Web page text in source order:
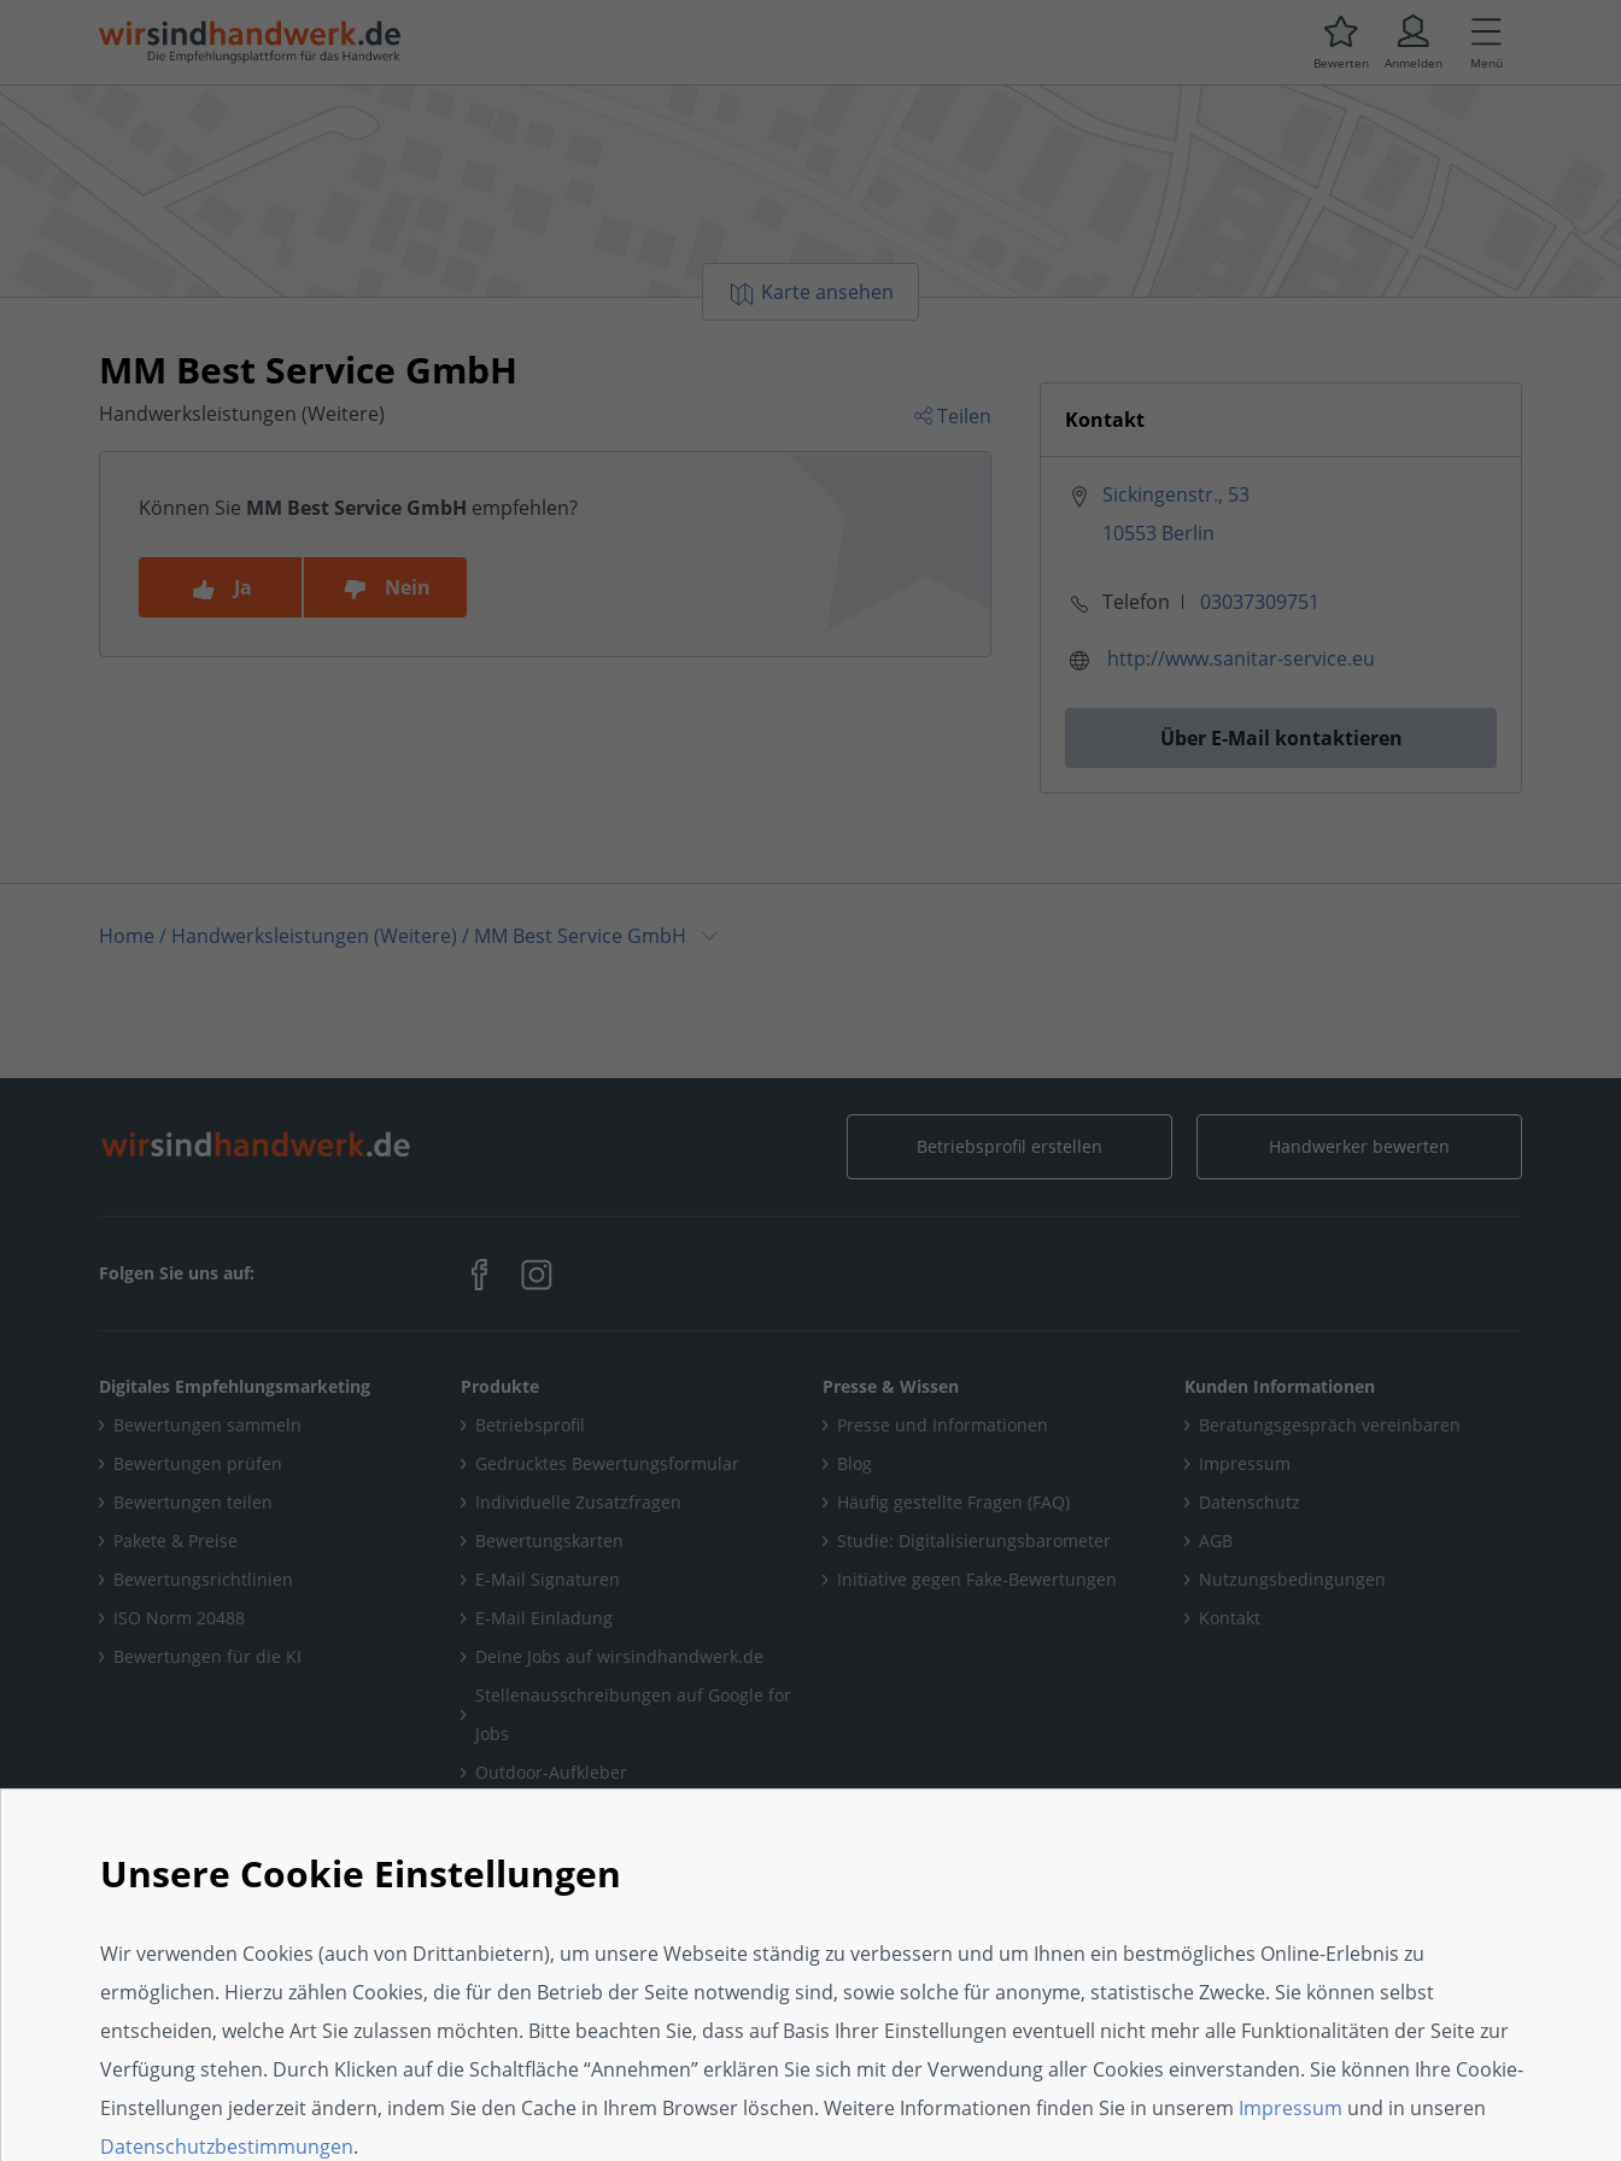
Bewerten Anmelden Menü
Karte ansehen
MM Best Service GmbH
Teilen
Handwerksleistungen (Weitere)
Können Sie MM Best Service GmbH empfehlen?
Ja Nein
Kontakt
Sickingenstr., 53
10553 Berlin
Telefon 03037309751
http://www.sanitar-service.eu
Über E-Mail kontaktieren
Home / Handwerksleistungen (Weitere) / MM Best Service GmbH
Betriebsprofil erstellen Handwerker bewerten
Folgen Sie uns auf:
Digitales Empfehlungsmarketing
Bewertungen sammeln
Bewertungen prüfen
Bewertungen teilen
Pakete & Preise
Bewertungsrichtlinien
ISO Norm 20488
Bewertungen für die KI
Produkte
Betriebsprofil
Gedrucktes Bewertungsformular
Individuelle Zusatzfragen
Bewertungskarten
E-Mail Signaturen
E-Mail Einladung
Deine Jobs auf wirsindhandwerk.de
Stellenausschreibungen auf Google for
Jobs
Outdoor-Aufkleber
Handwerker Webseite
Social Media Vorlage
Web-App
Widget
SEO-Widget
Zertifikat für Kundenzufriedenheit
Presse & Wissen
Presse und Informationen
Blog
Häufig gestellte Fragen (FAQ)
Studie: Digitalisierungsbarometer
Initiative gegen Fake-Bewertungen
Kunden Informationen
Beratungsgespräch vereinbaren
Impressum
Datenschutz
AGB
Nutzungsbedingungen
Kontakt
Unsere Cookie Einstellungen
Wir verwenden Cookies (auch von Drittanbietern), um unsere Webseite ständig zu verbessern und um Ihnen ein bestmögliches Online-Erlebnis zu
ermöglichen. Hierzu zählen Cookies, die für den Betrieb der Seite notwendig sind, sowie solche für anonyme, statistische Zwecke. Sie können selbst
entscheiden, welche Art Sie zulassen möchten. Bitte beachten Sie, dass auf Basis Ihrer Einstellungen eventuell nicht mehr alle Funktionalitäten der Seite zur
Verfügung stehen. Durch Klicken auf die Schaltfläche “Annehmen” erklären Sie sich mit der Verwendung aller Cookies einverstanden. Sie können Ihre Cookie-
Einstellungen jederzeit ändern, indem Sie den Cache in Ihrem Browser löschen. Weitere Informationen finden Sie in unserem Impressum und in unseren
Datenschutzbestimmungen.